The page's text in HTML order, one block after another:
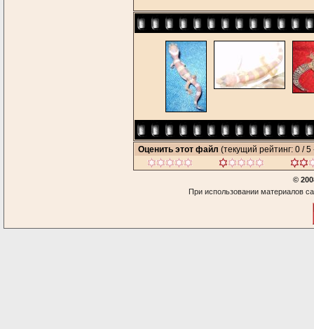
Оценить этот файл (текущий рейтинг: 0 / 5
©
При использовании материалов